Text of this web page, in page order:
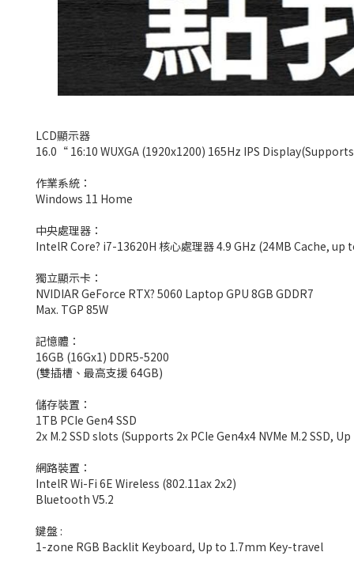
LCD顯示器
16.0“ 16:10 WUXGA (1920x1200) 165Hz IPS
作業系統：
Windows 11 Home
中央處理器：
IntelR Core? i7-13620H 核心處理器 4.9 GHz (24MB Cache, up
獨立顯示卡：
NVIDIAR GeForce RTX? 5060 Laptop GPU 8GB GDDR7
Max. TGP 85W
記憶體：
16GB (16Gx1) DDR5-5200
(雙插槽、最高支援 64GB)
儲存裝置：
1TB PCIe Gen4 SSD
2x M.2 SSD slots (Supports 2x PCIe Gen4x4 NVMe M.2 SSD,
網路裝置：
IntelR Wi-Fi 6E Wireless (802.11ax 2x2)
Bluetooth V5.2
鍵盤 :
1-zone RGB Backlit Keyboard, Up to 1.7mm Key-travel